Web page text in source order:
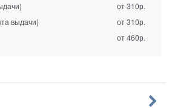
от 310р.
выдачи)
от 310р.
от 460р.